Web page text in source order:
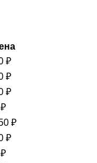
₽
₽
₽
₽
₽
₽
₽